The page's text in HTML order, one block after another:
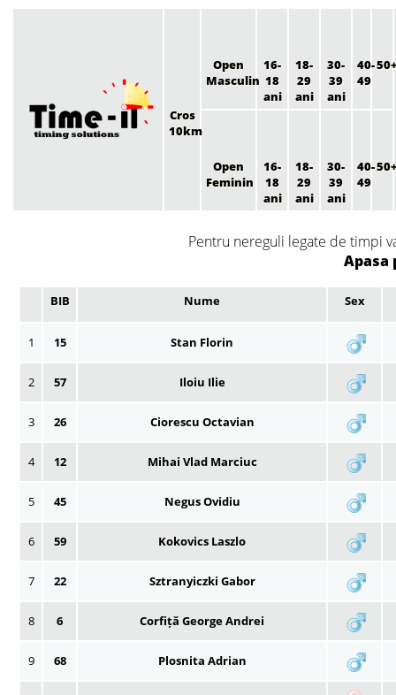
Cros
10km
Open
Masculin
16-
18
ani
18-
29
ani
30-
39
ani
40-
49
50+
Open
Feminin
16-
18
ani
18-
29
ani
30-
39
ani
40-
49
50+
Pentru nereguli legate de timpi
Apasa